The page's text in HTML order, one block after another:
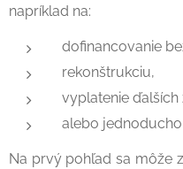
napríklad na:
dofinancovanie
rekonštrukciu,
vyplatenie ďalších
alebo
Na prvý pohľad sa môže